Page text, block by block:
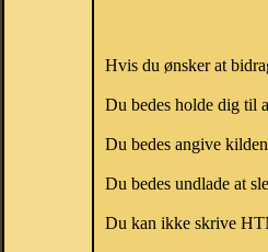
Hvis du ønsker at
Du bedes holde dig til
Du bedes angive
Du bedes undlade at
Du kan ikke skrive